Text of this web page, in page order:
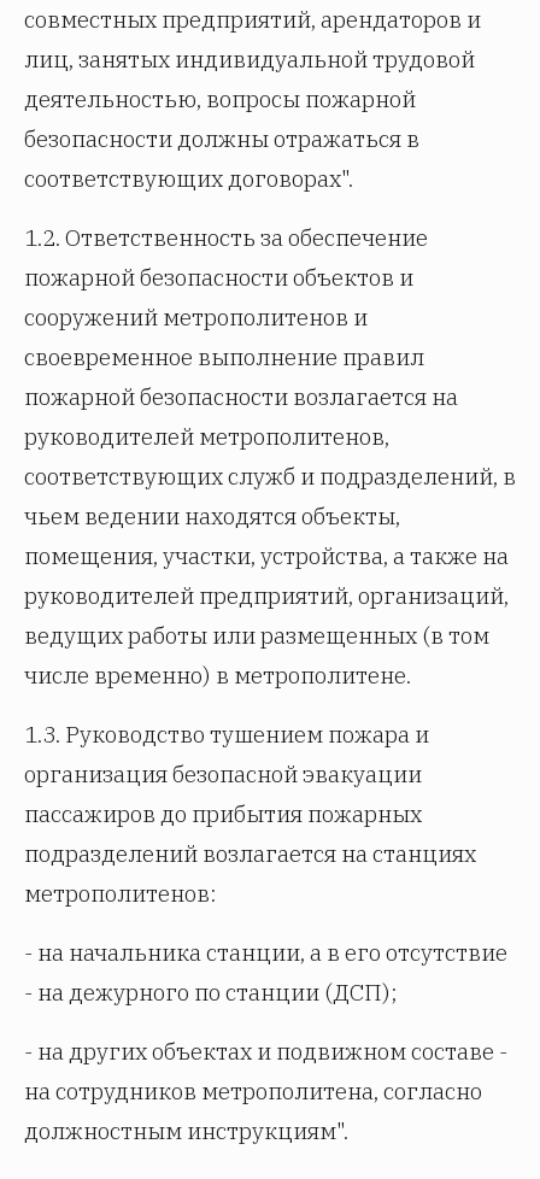
совместных предприятий, арендаторов и
лиц, занятых индивидуальной трудовой
деятельностью, вопросы пожарной
безопасности должны отражаться в
соответствующих договорах".
1.2. Ответственность за обеспечение
пожарной безопасности объектов и
сооружений метрополитенов и
своевременное выполнение правил
пожарной безопасности возлагается на
руководителей метрополитенов,
соответствующих служб и подразделений, в
чьем ведении находятся объекты,
помещения, участки, устройства, а также на
руководителей предприятий, организаций,
ведущих работы или размещенных (в том
числе временно) в метрополитене.
1.3. Руководство тушением пожара и
организация безопасной эвакуации
пассажиров до прибытия пожарных
подразделений возлагается на станциях
метрополитенов:
- на начальника станции, а в его отсутствие
- на дежурного по станции (ДСП);
- на других объектах и подвижном составе -
на сотрудников метрополитена, согласно
должностным инструкциям".